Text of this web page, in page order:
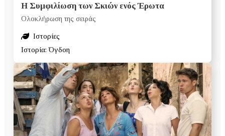
Η Συμφιλίωση των Σκιών ενός Έρωτα
Ολοκλήρωση της σειράς
Ιστορίες
Ιστορία: Όγδοη